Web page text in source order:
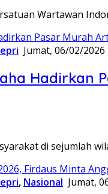
Wartawan
Jumat, 06/02/2026
Hadirkan
di sejumlah
, Nasional Jumat,